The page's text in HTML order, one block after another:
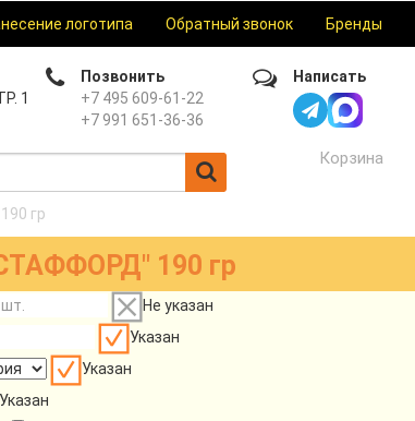
логотипа Обратный звонок Бренды
1
Позвонить
+7 495 609-61-22
+7 991 651-36-36
Написать
Корзина
гр
190 гр
Не указан
Указан
Указан
Указан